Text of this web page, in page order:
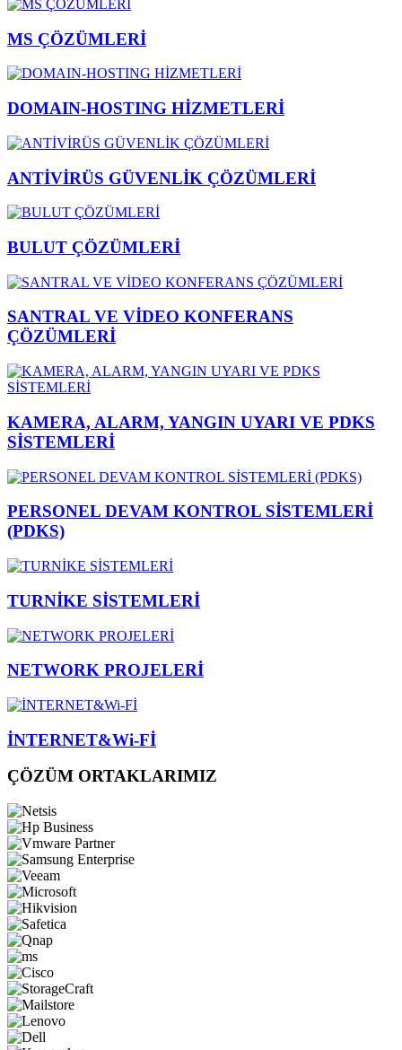
MS ÇÖZÜMLERİ
DOMAIN-HOSTING HİZMETLERİ
ANTİVİRÜS GÜVENLİK ÇÖZÜMLERİ
BULUT ÇÖZÜMLERİ
SANTRAL VE VİDEO KONFERANS
ÇÖZÜMLERİ
KAMERA, ALARM, YANGIN UYARI VE PDKS
SİSTEMLERİ
PERSONEL DEVAM KONTROL SİSTEMLERİ
(PDKS)
TURNİKE SİSTEMLERİ
NETWORK PROJELERİ
İNTERNET&Wi-Fİ
ÇÖZÜM ORTAKLARIMIZ